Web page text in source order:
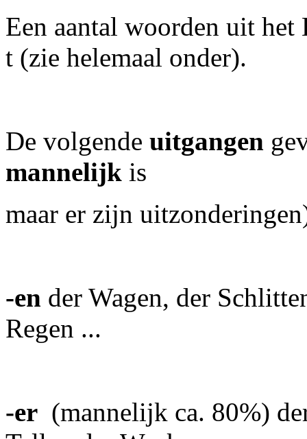
Een aantal woorden uit
t (zie helemaal onder).
De volgende uitgangen
mannelijk is
maar er zijn
-en der Wagen, der
Regen ...
-er (mannelijk ca. 80%)